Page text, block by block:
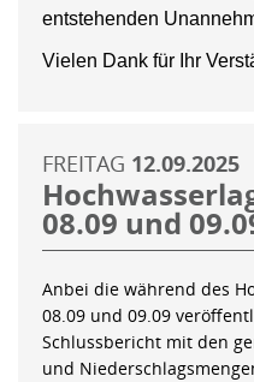
entstehenden
Vielen Dank für Ihr
FREITAG 12.09.2025
08.09 und
Anbei die während des
08.09 und 09.09
Schlussbericht mit den
und